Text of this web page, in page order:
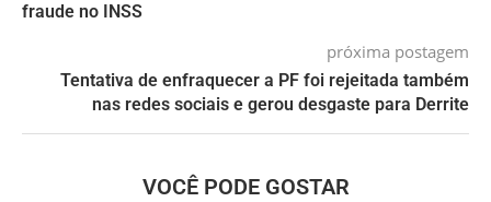
fraude no INSS
próxima postagem
Tentativa de enfraquecer a PF foi rejeitada também
nas redes sociais e gerou desgaste para Derrite
VOCÊ PODE GOSTAR